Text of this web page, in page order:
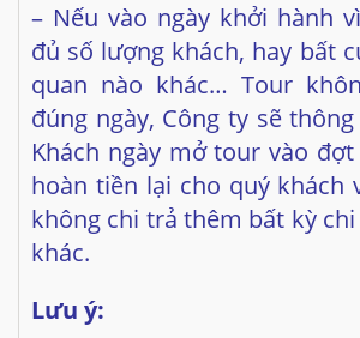
– Nếu vào ngày khởi hành
đủ số lượng khách, hay bất
quan nào khác… Tour
đúng ngày, Công ty sẽ
Khách ngày mở tour vào
hoàn tiền lại cho quý khách
không chi trả thêm bất kỳ
khác.
Lưu ý: